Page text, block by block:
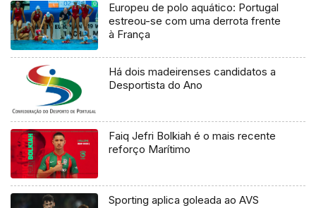
Europeu de polo aquático: Portugal
estreou-se com uma derrota frente
à França
Há dois madeirenses candidatos a
Desportista do Ano
Faiq Jefri Bolkiah é o mais recente
reforço Marítimo
Sporting aplica goleada ao AVS